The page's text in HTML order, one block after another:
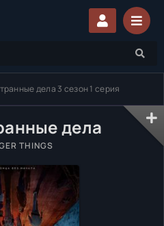
дела 3 сезон 1 серия
дела
THINGS